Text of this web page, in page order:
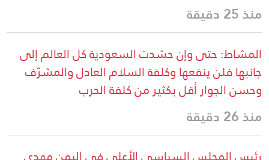
منذ 25 دقيقة
المشاط: حتى وإن حشدت السعودية كل العالم إلى
جانبها فلن ينفعها وكلفة السلام العادل والمشرّف
وحسن الجوار أقل بكثير من كلفة الحرب
منذ 26 دقيقة